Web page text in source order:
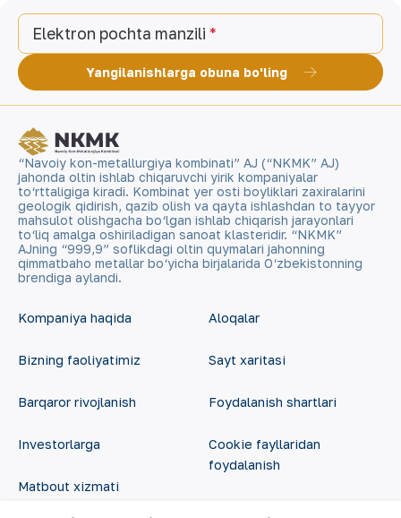
Elektron pochta manzili
Yangilanishlarga obuna bo'ling
“Navoiy kon-metallurgiya kombinati” AJ (“NKMK” AJ)
jahonda oltin ishlab chiqaruvchi yirik kompaniyalar
to‘rttaligiga kiradi. Kombinat yer osti boyliklari zaxiralarini
geologik qidirish, qazib olish va qayta ishlashdan to tayyor
mahsulot olishgacha bo‘lgan ishlab chiqarish jarayonlari
to‘liq amalga oshiriladigan sanoat klasteridir. “NKMK”
AJning “999,9” soflikdagi oltin quymalari jahonning
qimmatbaho metallar bo‘yicha birjalarida O‘zbekistonning
brendiga aylandi.
Kompaniya haqida
Bizning faoliyatimiz
Barqaror rivojlanish
Investorlarga
Matbout xizmati
Aloqalar
Sayt xaritasi
Foydalanish shartlari
Cookie fayllaridan
foydalanish